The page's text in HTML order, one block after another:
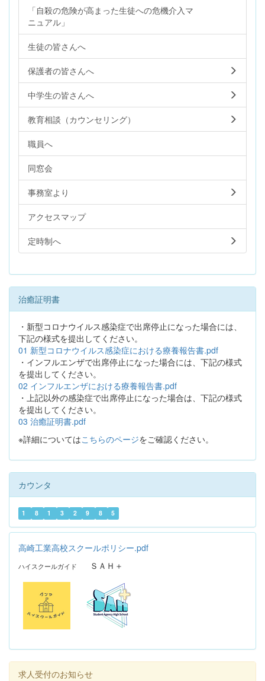
「自殺の危険が高まった生徒への危機介入マ
ニュアル」
生徒の皆さんへ
保護者の皆さんへ
中学生の皆さんへ
教育相談（カウンセリング）
職員へ
同窓会
事務室より
アクセスマップ
定時制へ
治癒証明書
・新型コロナウイルス感染症で出席停止になった場合には、
下記の様式を提出してください。
01 新型コロナウイルス感染症における療養報告書.pdf
・インフルエンザで出席停止になった場合には、下記の様式
を提出してください。
02 インフルエンザにおける療養報告書.pdf
・上記以外の感染症で出席停止になった場合は、下記の様式
を提出してください。
03 治癒証明書.pdf
※詳細についてはこちらのページをご確認ください。
カウンタ
1 8 1 3 2 9 8 5
高崎工業高校スクールポリシー.pdf
ハイスクールガイド ＳＡＨ＋
求人受付のお知らせ